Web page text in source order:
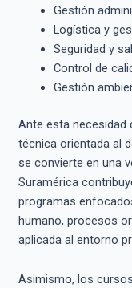
Gestión
Logística y
Seguridad y
Control de
Gestión
Ante esta necesidad
técnica orientada al
se convierte en una
Suramérica
programas
humano, procesos
aplicada al entorno
Asimismo, los